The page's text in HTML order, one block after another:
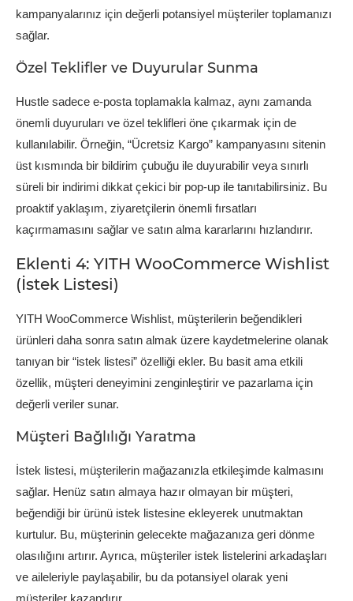
kampanyalarınız için değerli potansiyel müşteriler toplamanızı
sağlar.
Özel Teklifler ve Duyurular Sunma
Hustle sadece e-posta toplamakla kalmaz, aynı zamanda
önemli duyuruları ve özel teklifleri öne çıkarmak için de
kullanılabilir. Örneğin, “Ücretsiz Kargo” kampanyasını sitenin
üst kısmında bir bildirim çubuğu ile duyurabilir veya sınırlı
süreli bir indirimi dikkat çekici bir pop-up ile tanıtabilirsiniz. Bu
proaktif yaklaşım, ziyaretçilerin önemli fırsatları
kaçırmamasını sağlar ve satın alma kararlarını hızlandırır.
Eklenti 4: YITH WooCommerce Wishlist
(İstek Listesi)
YITH WooCommerce Wishlist, müşterilerin beğendikleri
ürünleri daha sonra satın almak üzere kaydetmelerine olanak
tanıyan bir “istek listesi” özelliği ekler. Bu basit ama etkili
özellik, müşteri deneyimini zenginleştirir ve pazarlama için
değerli veriler sunar.
Müşteri Bağlılığı Yaratma
İstek listesi, müşterilerin mağazanızla etkileşimde kalmasını
sağlar. Henüz satın almaya hazır olmayan bir müşteri,
beğendiği bir ürünü istek listesine ekleyerek unutmaktan
kurtulur. Bu, müşterinin gelecekte mağazanıza geri dönme
olasılığını artırır. Ayrıca, müşteriler istek listelerini arkadaşları
ve aileleriyle paylaşabilir, bu da potansiyel olarak yeni
müşteriler kazandırır.